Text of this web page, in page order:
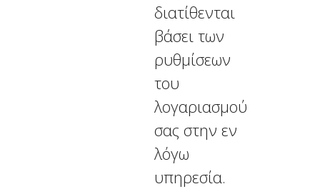
διατίθενται
βάσει των
ρυθμίσεων
του
λογαριασμού
σας στην εν
λόγω
υπηρεσία.